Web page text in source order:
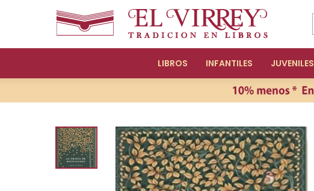
LIBROS INFANTILES JUVENILES